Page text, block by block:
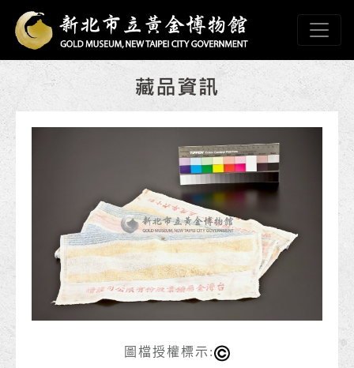
跳到主要內容
新北市立黃金博物館
網頁導覽
圖檔授權標示: